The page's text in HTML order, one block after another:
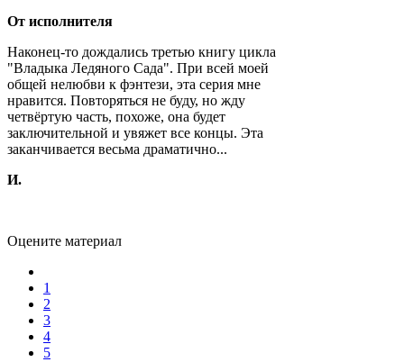
От исполнителя
Наконец-то дождались третью книгу цикла
"Владыка Ледяного Сада". При всей моей
общей нелюбви к фэнтези, эта серия мне
нравится. Повторяться не буду, но жду
четвёртую часть, похоже, она будет
заключительной и увяжет все концы. Эта
заканчивается весьма драматично...
И.
Оцените материал
1
2
3
4
5